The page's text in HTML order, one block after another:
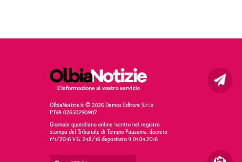
OlbiaNotizie.it © 2026 Damos Editore S.r.l.s
P.IVA 02650290907
Giornale quotidiano online iscritto nel registro
stampa del Tribunale di Tempio Pausania, decreto
n°1/2016 V.G. 248/16 depositato il 01.04.2016